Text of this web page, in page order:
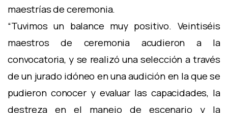
maestrías de ceremonia.
“Tuvimos un balance muy positivo. Veintiséis
maestros de ceremonia acudieron a la
convocatoria, y se realizó una selección a través
de un jurado idóneo en una audición en la que se
pudieron conocer y evaluar las capacidades, la
destreza en el manejo de escenario y la